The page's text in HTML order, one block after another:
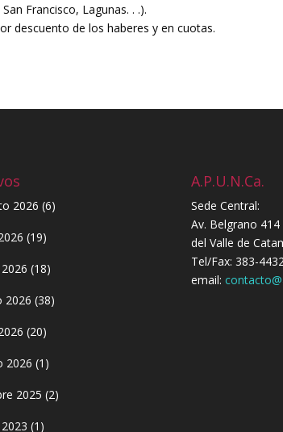
Francisco, Lagunas. . .).
descuento de los haberes y en cuotas.
2026 (6)
(19)
(18)
2026 (38)
(20)
2026 (1)
2025 (2)
(1)
A.P.U.N.Ca.
Sede Central:
Av. Belgrano
del Valle de
Tel/Fax: 383-
email: